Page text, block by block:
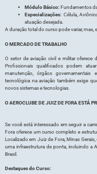
Módulo Básico: Fundamentos
Especializações: Célula,
atuação desejada.
A duração total do curso pode variar, mas,
O MERCADO DE TRABALHO
O setor de aviação civil e militar oferece
Profissionais qualificados podem
manutenção, órgãos
tecnológica na aviação também exige
novos sistemas e tecnologias.
O AEROCLUBE DE JUIZ DE FORA ESTÁ
Se você está interessado em seguir a
Fora oferece um curso completo e
Localizado em Juiz de Fora, Minas
uma infraestrutura de ponta, incluindo a
Brasil.
Destaques do Curso: